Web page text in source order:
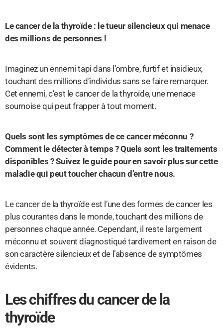
Le cancer de la thyroïde : le tueur silencieux qui menace
des millions de personnes !
Imaginez un ennemi tapi dans l’ombre, furtif et insidieux,
touchant des millions d’individus sans se faire remarquer.
Cet ennemi, c’est le cancer de la thyroïde, une menace
sournoise qui peut frapper à tout moment.
Quels sont les symptômes de ce cancer méconnu ?
Comment le détecter à temps ? Quels sont les traitements
disponibles ? Suivez le guide pour en savoir plus sur cette
maladie qui peut toucher chacun d’entre nous.
Le cancer de la thyroïde est l’une des formes de cancer les
plus courantes dans le monde, touchant des millions de
personnes chaque année. Cependant, il reste largement
méconnu et souvent diagnostiqué tardivement en raison de
son caractère silencieux et de l’absence de symptômes
évidents.
Les chiffres du cancer de la
thyroïde